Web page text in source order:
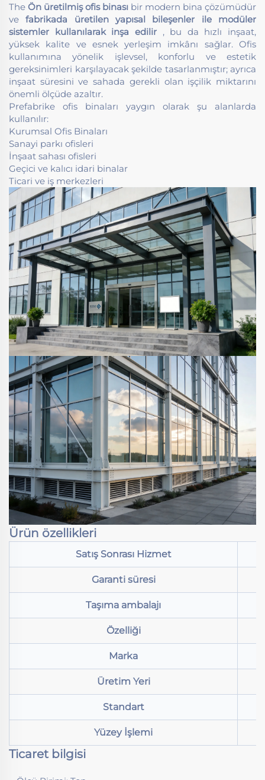
The Ön üretilmiş ofis binası bir modern bina çözümüdür
vefabrikada üretilen yapısal bileşenler ile modüler
sistemler kullanılarak inşa edilir , bu da hızlı inşaat,
yüksek kalite ve esnek yerleşim imkânı sağlar. Ofis
kullanımına yönelik işlevsel, konforlu ve estetik
gereksinimleri karşılayacak şekilde tasarlanmıştır; ayrıca
inşaat süresini ve sahada gerekli olan işçilik miktarını
önemli ölçüde azaltır.
Prefabrike ofis binaları yaygın olarak şu alanlarda
kullanılır:
Kurumsal Ofis Binaları
Sanayi parkı ofisleri
İnşaat sahası ofisleri
Geçici ve kalıcı idari binalar
Ticari ve iş merkezleri
Ürün özellikleri
Satış Sonrası Hizmet
Garanti süresi
Taşıma ambalajı
Özelliği
Marka
Üretim Yeri
Standart
Yüzey İşlemi
Ticaret bilgisi